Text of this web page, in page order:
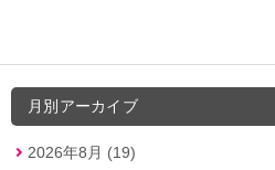
月別アーカイブ
2026年8月 (19)